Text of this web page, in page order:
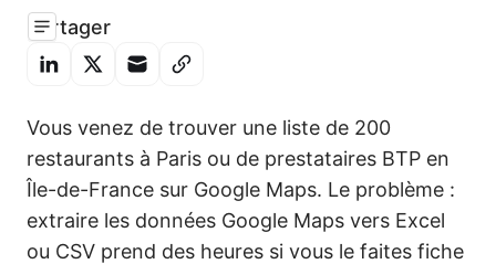
Partager
Vous venez de trouver une liste de 200
restaurants à Paris ou de prestataires BTP en
Île-de-France sur Google Maps. Le problème :
extraire les données Google Maps vers Excel
ou CSV prend des heures si vous le faites fiche